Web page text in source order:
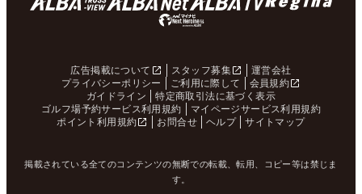
広告掲載について スタッフ募集
運営会社
プライバシーポリシー
ご利用に際して
会員規約
ガイドライン
特定商取引法に基づく表示
ゴルフ場予約サービス利用規約
マイページサービス利用規約
ポイント利用規約
お問合せ ヘルプ サイトマップ
掲載されている全てのコンテンツの無断での転載、転用、コピー等は禁じま
す。